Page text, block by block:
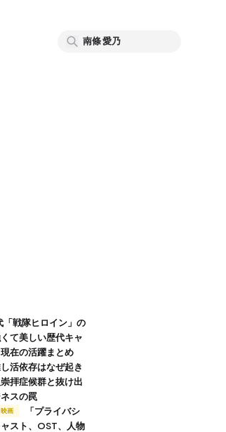
て美しい歴代キャ
在の活躍まとめ
拝症候群と抜け出
スの罠
画
スト、OST、人物